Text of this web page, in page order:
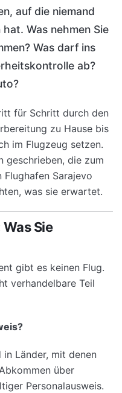
auf die niemand
Was nehmen Sie
Was darf ins
ab?
für Schritt durch den
zu Hause bis
im Flugzeug setzen.
geschrieben, die zum
Sarajevo
was sie erwartet.
Sie
gibt es keinen Flug.
verhandelbare Teil
in Länder, mit denen
über
Personalausweis.